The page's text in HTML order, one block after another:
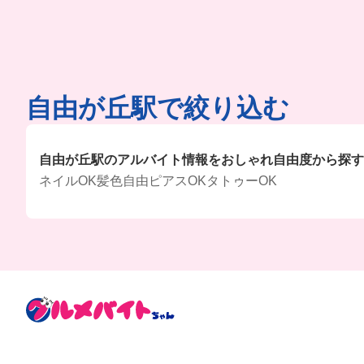
自由が丘駅で絞り込む
自由が丘駅のアルバイト情報をおしゃれ自由度から探す
ネイルOK髪色自由 ピアスOKタトゥーOK